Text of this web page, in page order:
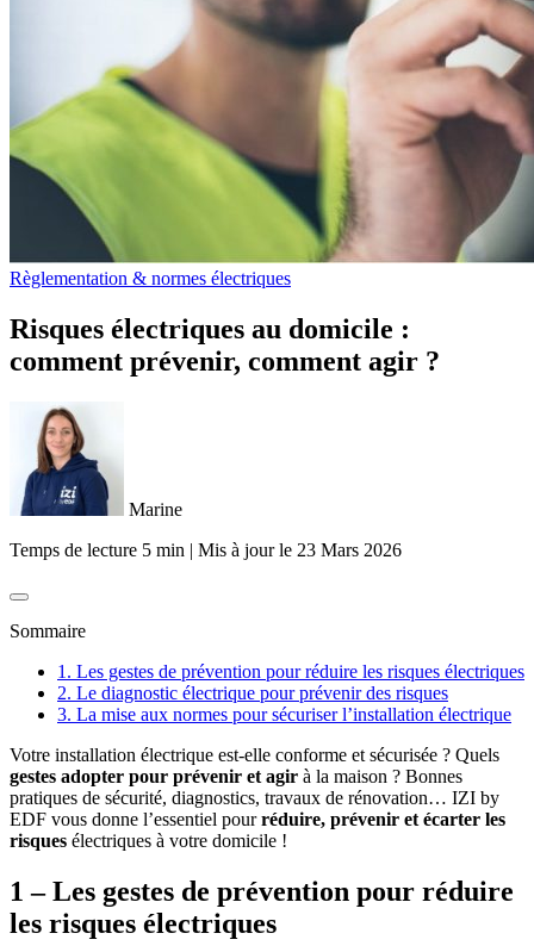
Règlementation & normes électriques
Risques électriques au domicile :
comment prévenir, comment agir ?
Marine
Temps de lecture 5 min | Mis à jour le 23 Mars 2026
Sommaire
1. Les gestes de prévention pour réduire les risques électriques
2. Le diagnostic électrique pour prévenir des risques
3. La mise aux normes pour sécuriser l’installation électrique
Votre installation électrique est-elle conforme et sécurisée ? Quels
gestes adopter pour prévenir et agir à la maison ? Bonnes
pratiques de sécurité, diagnostics, travaux de rénovation… IZI by
EDF vous donne l’essentiel pourréduire, prévenir et écarter les
risques électriques à votre domicile !
1 – Les gestes de prévention pour réduire
les risques électriques